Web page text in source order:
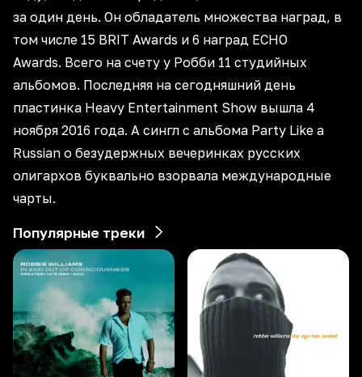
за один день. Он обладатель множества наград, в
том числе 15 BRIT Awards и 6 наград ECHO
Awards. Всего на счету у Робби 11 студийных
альбомов. Последняя на сегодняшний день
пластинка Heavy Entertainment Show вышла 4
ноября 2016 года. А сингл с альбома Party Like a
Russian о безудержных вечеринках русских
олигархов буквально взорвала международные
чарты.
Популярные треки